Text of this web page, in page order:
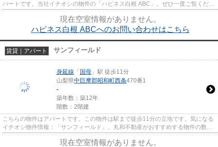
パートです。当社イチオシの物件の「ハピネス白根 ABC」。ぜひ一度ご覧くださ
現在空室情報がありません。
ハピネス白根 ABCへのお問い合わせはこちら
賃貸｜アパート サンフィールド
身延線 「 国母 」駅 徒歩11分
山梨県中巨摩郡昭和町西条470番1
-
築年数：築12年
階数：2階建
こちらの物件はアパートです。この物件は駅まで徒歩11分の立地です。気になる
イチオシ物件情報：「サンフィールド」。丸和不動産がおすすめする物件の数々
現在空室情報がありません。